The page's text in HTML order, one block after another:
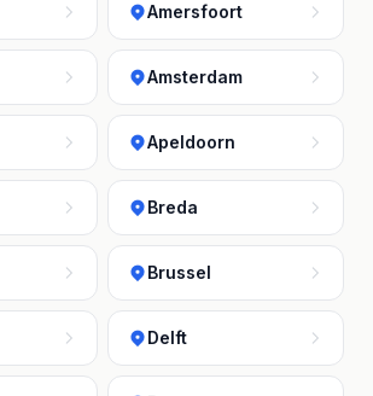
Amersfoort
Amsterdam
Apeldoorn
Breda
Brussel
Delft